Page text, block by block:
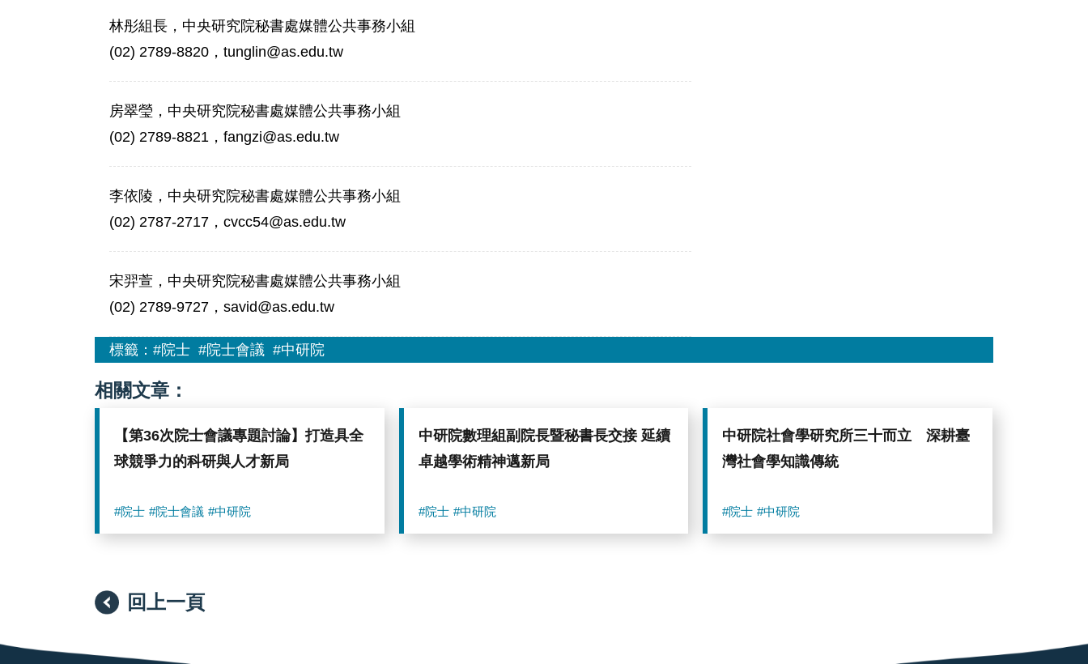
林彤組長，中央研究院秘書處媒體公共事務小組
(02) 2789-8820，tunglin@as.edu.tw
房翠瑩，中央研究院秘書處媒體公共事務小組
(02) 2789-8821，fangzi@as.edu.tw
李依陵，中央研究院秘書處媒體公共事務小組
(02) 2787-2717，cvcc54@as.edu.tw
宋羿萱，中央研究院秘書處媒體公共事務小組
(02) 2789-9727，savid@as.edu.tw
標籤：#院士 #院士會議 #中研院
相關文章：
【第36次院士會議專題討論】打造具全
球競爭力的科研與人才新局
#院士 #院士會議 #中研院
中研院數理組副院長暨秘書長交接 延續
卓越學術精神邁新局
#院士 #中研院
中研院社會學研究所三十而立 深耕臺
灣社會學知識傳統
#院士 #中研院
回上一頁